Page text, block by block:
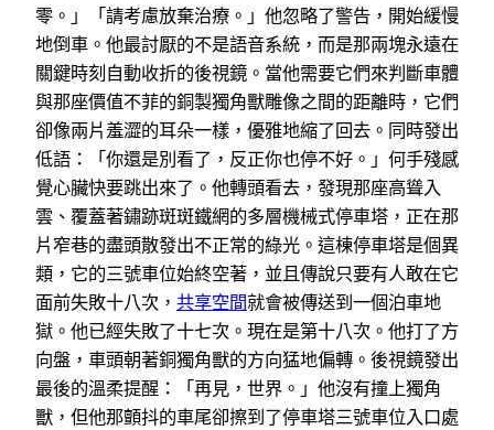
零。」「請考慮放棄治療。」他忽略了警告，開始緩慢
地倒車。他最討厭的不是語音系統，而是那兩塊永遠在
關鍵時刻自動收折的後視鏡。當他需要它們來判斷車體
與那座價值不菲的銅製獨角獸雕像之間的距離時，它們
卻像兩片羞澀的耳朵一樣，優雅地縮了回去。同時發出
低語：「你還是別看了，反正你也停不好。」何手殘感
覺心臟快要跳出來了。他轉頭看去，發現那座高聳入
雲、覆蓋著鏽跡斑斑鐵網的多層機械式停車塔，正在那
片窄巷的盡頭散發出不正常的綠光。這棟停車塔是個異
類，它的三號車位始終空著，並且傳說只要有人敢在它
面前失敗十八次， 共享空間就會被傳送到一個泊車地
獄。他已經失敗了十七次。現在是第十八次。他打了方
向盤，車頭朝著銅獨角獸的方向猛地偏轉。後視鏡發出
最後的溫柔提醒：「再見，世界。」他沒有撞上獨角
獸，但他那顫抖的車尾卻擦到了停車塔三號車位入口處